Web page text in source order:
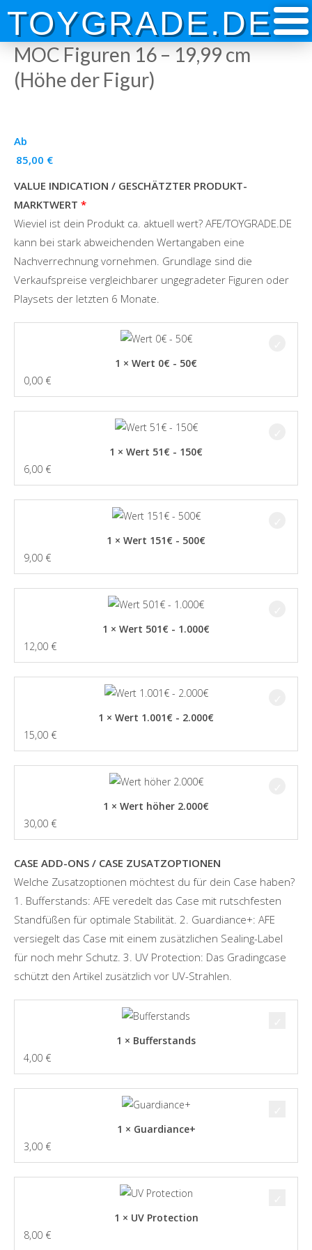
Skip
content
TOYGRADE.DE
MOC Figuren 16 – 19,99 cm
(Höhe der Figur)
Ab
85,00 €
VALUE INDICATION / GESCHÄTZTER PRODUKT-
MARKTWERT
Wieviel ist dein Produkt ca. aktuell wert? AFE/TOYGRADE.DE
kann bei stark abweichenden Wertangaben eine
Nachverrechnung vornehmen. Grundlage sind die
Verkaufspreise vergleichbarer ungegradeter Figuren oder
Playsets der letzten 6 Monate.
1 × Wert 0€ - 50€
0,00 €
1 × Wert 51€ - 150€
6,00 €
1 × Wert 151€ - 500€
9,00 €
1 × Wert 501€ - 1.000€
12,00 €
1 × Wert 1.001€ - 2.000€
15,00 €
1 × Wert höher 2.000€
30,00 €
CASE ADD-ONS / CASE ZUSATZOPTIONEN
Welche Zusatzoptionen möchtest du für dein Case haben?
1. Bufferstands: AFE veredelt das Case mit rutschfesten
Standfüßen für optimale Stabilität. 2. Guardiance+: AFE
versiegelt das Case mit einem zusätzlichen Sealing-Label
für noch mehr Schutz. 3. UV Protection: Das Gradingcase
schützt den Artikel zusätzlich vor UV-Strahlen.
1 × Bufferstands
4,00 €
1 × Guardiance+
3,00 €
1 × UV Protection
8,00 €